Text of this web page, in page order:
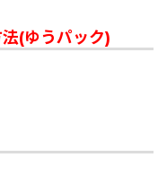
(ゆうパック)